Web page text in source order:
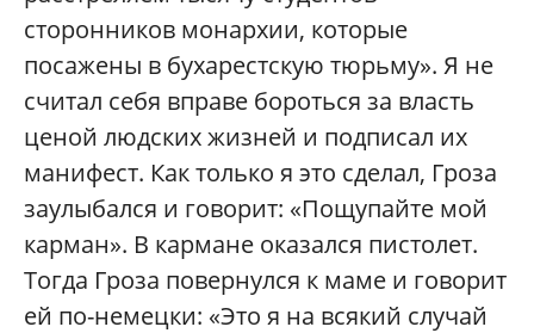
сторонников монархии, которые
посажены в бухарестскую тюрьму». Я не
считал себя вправе бороться за власть
ценой людских жизней и подписал их
манифест. Как только я это сделал, Гроза
заулыбался и говорит: «Пощупайте мой
карман». В кармане оказался пистолет.
Тогда Гроза повернулся к маме и говорит
ей по-немецки: «Это я на всякий случай